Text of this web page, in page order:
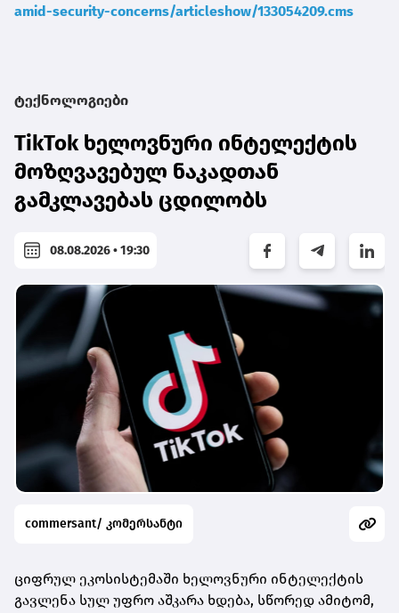
amid-security-concerns/articleshow/133054209.cms
ტექნოლოგიები
TikTok ხელოვნური ინტელექტის
მოზღვავებულ ნაკადთან
გამკლავებას ცდილობს
08.08.2026 • 19:30
commersant/ კომერსანტი
ციფრულ ეკოსისტემაში ხელოვნური ინტელექტის
გავლენა სულ უფრო აშკარა ხდება, სწორედ ამიტომ,